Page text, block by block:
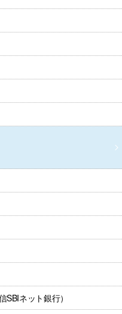
SBIネット銀行）